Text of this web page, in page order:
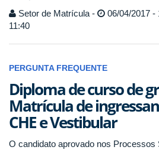
Setor de Matrícula -
06/04/2017 -
11:40
PERGUNTA FREQUENTE
Diploma de curso de
Matrícula de
CHE e Vestibular
O candidato aprovado nos Processos